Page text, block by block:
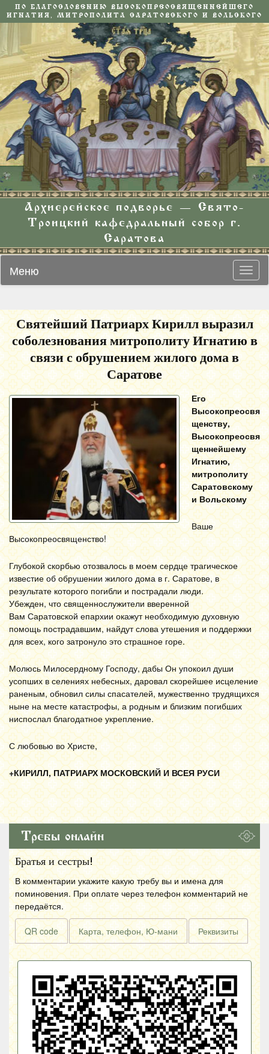
ПО БЛАГОСЛОВЕНИЮ ВЫСОКОПРЕОСВЯЩЕННЕЙШЕГО
ИГНАТИЯ, МИТРОПОЛИТА САРАТОВСКОГО И ВОЛЬСКОГО
Архиерейское подворье — Свято-
Троицкий кафедральный собор г.
Саратова
Меню
Святейший Патриарх Кирилл выразил
соболезнования митрополиту Игнатию в
связи с обрушением жилого дома в
Саратове
Его
Высокопреосвя
щенству,
Высокопреосвя
щеннейшему
Игнатию,
митрополиту
Саратовскому
и Вольскому
Ваше
Высокопреосвященство!
Глубокой скорбью отозвалось в моем сердце трагическое
известие об обрушении жилого дома в г. Саратове, в
результате которого погибли и пострадали люди.
Убежден, что священнослужители вверенной
Вам Саратовской епархии окажут необходимую духовную
помощь пострадавшим, найдут слова утешения и поддержки
для всех, кого затронуло это страшное горе.
Молюсь Милосердному Господу, дабы Он упокоил души
усопших в селениях небесных, даровал скорейшее исцеление
раненым, обновил силы спасателей, мужественно трудящихся
ныне на месте катастрофы, а родным и близким погибших
ниспослал благодатное укрепление.
С любовью во Христе,
+КИРИЛЛ, ПАТРИАРХ МОСКОВСКИЙ И ВСЕЯ РУСИ
Требы онлайн
Братья и сестры!
В комментарии укажите какую требу вы и имена для
поминовения. При оплате через телефон комментарий не
передаётся.
QR code Карта, телефон, Ю-мани Реквизиты